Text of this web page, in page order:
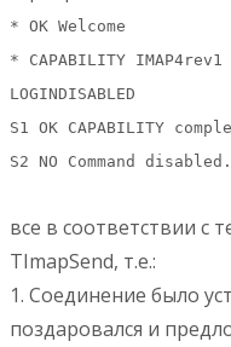
* OK Welcome
* CAPABILITY IMAP4rev1
LOGINDISABLED
S1 OK CAPABILITY
S2 NO Command
все в соответствии с
TImapSend, т.е.:
1. Соединение было
поздаровался и